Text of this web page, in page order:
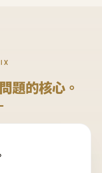
題的核心。